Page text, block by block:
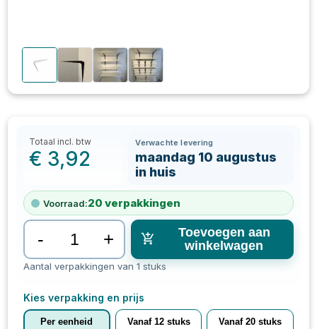
Totaal incl. btw
€ 3,92
Verwachte levering
maandag 10 augustus
in huis
Voorraad:20 verpakkingen
- +
Toevoegen aan
winkelwagen
Aantal verpakkingen van 1 stuks
Kies verpakking en prijs
Per eenheid Vanaf 12stuks Vanaf20 stuks